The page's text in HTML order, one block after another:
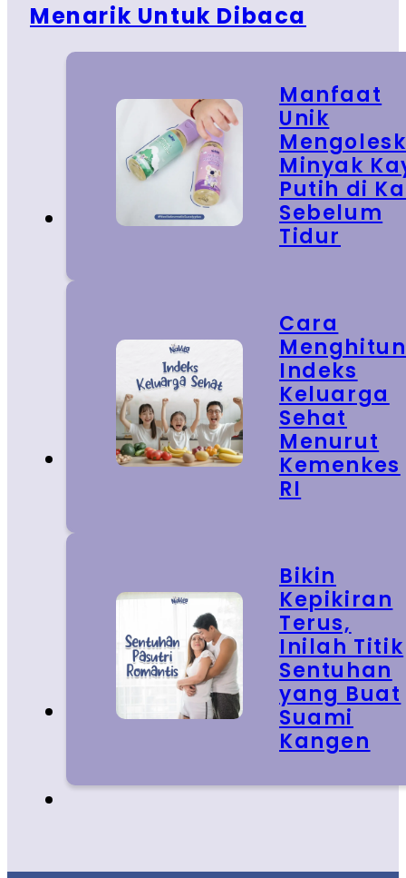
Menarik Untuk Dibaca
Manfaat
Unik
Minyak
Putih di
Sebelum
Tidur
Cara
Indeks
Keluarga
Sehat
Menurut
Kemenkes
RI
Bikin
Kepikiran
Terus,
Inilah Titik
Sentuhan
yang Buat
Suami
Kangen